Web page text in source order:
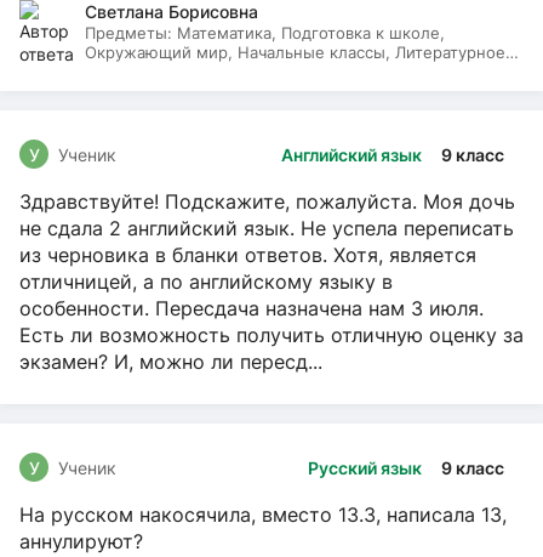
Светлана Борисовна
Предметы: Математика, Подготовка к школе,
Окружающий мир, Начальные классы, Литературное
Английский язык 9 класс
У Ученик
Здравствуйте! Подскажите, пожалуйста. Моя дочь
не сдала 2 английский язык. Не успела переписать
из черновика в бланки ответов. Хотя, является
отличницей, а по английскому языку в
особенности. Пересдача назначена нам 3 июля.
Есть ли возможность получить отличную оценку за
экзамен? И, можно ли пересд...
Русский язык 9 класс
У Ученик
На русском накосячила, вместо 13.3, написала 13,
аннулируют?